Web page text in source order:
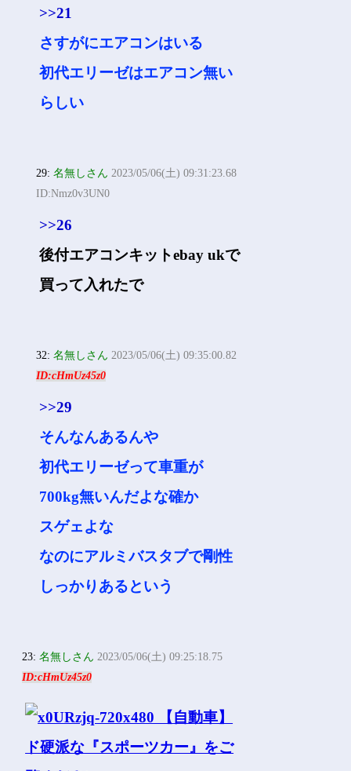
>>21
さすがにエアコンはいる
初代エリーゼはエアコン無い
らしい
29:名無しさん 2023/05/06(土) 09:31:23.68
ID:Nmz0v3UN0
>>26
後付エアコンキットebay ukで
買って入れたで
32:名無しさん 2023/05/06(土) 09:35:00.82
ID:cHmUz45z0
>>29
そんなんあるんや
初代エリーゼって車重が
700kg無いんだよな確か
スゲェよな
なのにアルミバスタブで剛性
しっかりあるという
23:名無しさん 2023/05/06(土) 09:25:18.75
ID:cHmUz45z0